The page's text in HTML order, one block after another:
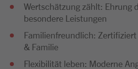
Wertschätzung zählt: Ehrung
besondere Leistungen
Familienfreundlich:
& Familie
Flexibilität leben: Moderne